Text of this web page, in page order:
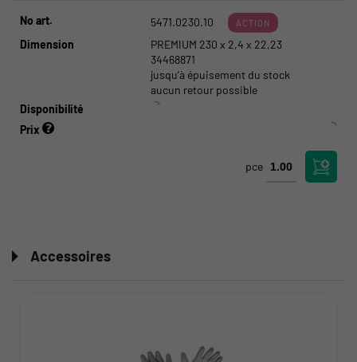
No art. 5471.0230.10 ACTION
Dimension
PREMIUM 230 x 2,4 x 22,23
34468871
jusqu’à épuisement du stock
aucun retour possible
Disponibilité
Prix
pce
Accessoires